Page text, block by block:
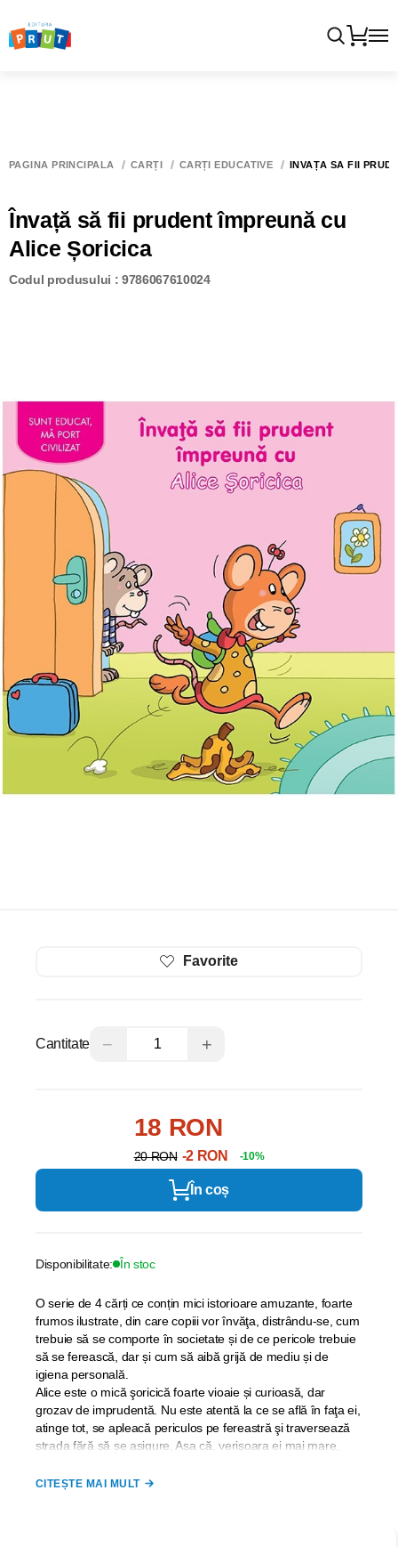
PAGINA PRINCIPALĂ CĂRȚI CĂRȚI EDUCATIVE ÎNVAȚĂ SĂ FII
Învață să fii prudent împreună cu
Alice Șoricica
Codul produsului : 9786067610024
Favorite
Cantitate − +
18 RON
20 RON -2 RON -10%
În coș
Disponibilitate: În stoc
O serie de 4 cărți ce conțin mici istorioare amuzante, foarte
frumos ilustrate, din care copiii vor învăţa, distrându-se, cum
trebuie să se comporte în societate și de ce pericole trebuie
să se ferească, dar și cum să aibă grijă de mediu și de
igiena personală.
Alice este o mică şoricică foarte vioaie și curioasă, dar
grozav de imprudentă. Nu este atentă la ce se află în faţa ei,
atinge tot, se apleacă periculos pe fereastră şi traversează
strada fără să se asigure. Aşa că, verişoara ei mai mare,
de conduită care se va dovedi foarte atractivă!
CITEȘTE MAI MULT